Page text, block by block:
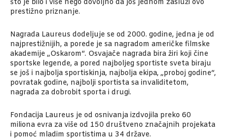
što je bilo i više nego dovoljno da još jednom zasluži ovo
prestižno priznanje.
Nagrada Laureus dodeljuje se od 2000. godine, jedna je od
najprestižnijih, a porede je sa nagradom američke filmske
akademije „Oskarom“. Osvajače nagrada bira žiri koji čine
sportske legende, a pored najboljeg sportiste sveta biraju
se još i najbolja sportiskinja, najbolja ekipa, „proboj godine“,
povratak godine, najbolji sportista sa invaliditetom,
nagrada za dobrobit sporta i drugi.
Fondacija Laureus je od osnivanja izdvojila preko 60
miliona evra za više od 150 društveno značajnih projekata
i pomoć mladim sportistima u 34 države.